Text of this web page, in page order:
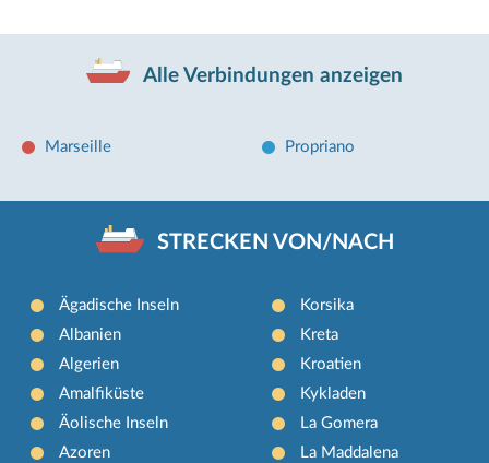
Alle Verbindungen anzeigen
Marseille Propriano
STRECKEN VON/NACH
Ägadische Inseln
Albanien
Algerien
Amalfiküste
Äolische Inseln
Azoren
Korsika
Kreta
Kroatien
Kykladen
La Gomera
La Maddalena